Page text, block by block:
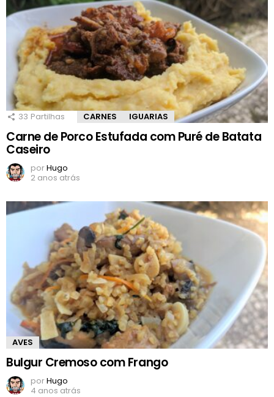
33 Partilhas CARNES IGUARIAS
Carne de Porco Estufada com Puré de Batata
Caseiro
porHugo
2 anos atrás
AVES
Bulgur Cremoso com Frango
porHugo
4 anos atrás